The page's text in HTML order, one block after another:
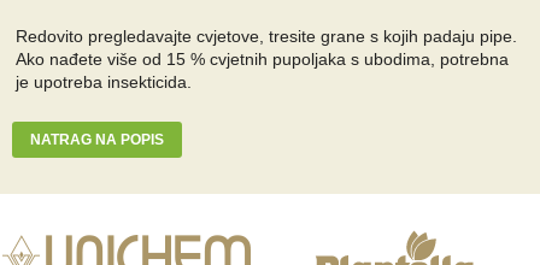
Redovito pregledavajte cvjetove, tresite grane s kojih padaju pipe.
Ako nađete više od 15 % cvjetnih pupoljaka s ubodima, potrebna
je upotreba insekticida.
NATRAG NA POPIS